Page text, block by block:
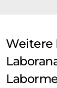
Weitere